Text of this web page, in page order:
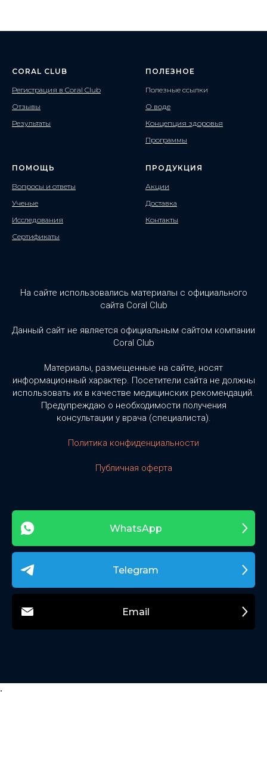
CORAL CLUB
Регистрация в Coral Club
Отзывы
Результаты
ПОЛЕЗНОЕ
Полезные ссылки
О воде
Концепция здоровья
Программы
ПОМОЩЬ
Вопросы и ответы
Ученые
Исследования
Сертификаты
ПРОДУКЦИЯ
Акции
Доставка
Контакты
На сайте использовались материалы с официального
сайта Coral Club
Данный сайт не является официальным сайтом компании
Coral Club
Материалы, размещенные на сайте, носят
информационный характер. Посетители сайта не должны
использовать их в качестве медицинских рекомендаций.
Предупреждаю о необходимости получения
консультации у врача (специалиста).
Политика конфиденциальности
Публичная оферта
WhatsApp
Telegram
Email
.